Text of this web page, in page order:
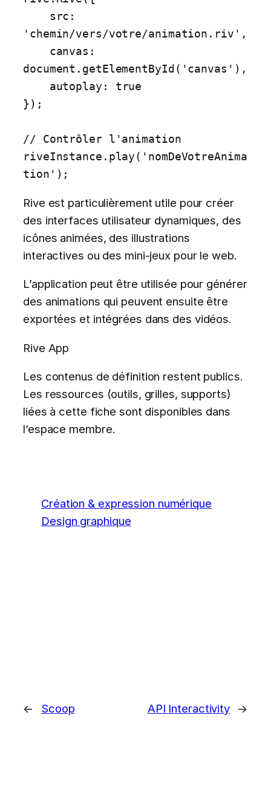
'chemin/vers/votre/animation.riv',
document.getElementById('canvas'),
});
// Contrôler l'animation
riveInstance.play('nomDeVotreAnima
tion');
Rive est particulièrement utile pour créer
des interfaces utilisateur dynamiques, des
icônes animées, des illustrations
interactives ou des mini-jeux pour le web.
L’application peut être utilisée pour générer
des animations qui peuvent ensuite être
exportées et intégrées dans des vidéos.
Rive App
Les contenus de définition restent publics.
Les ressources (outils, grilles, supports)
liées à cette fiche sont disponibles dans
l’espace membre.
Création & expression numérique
Design graphique
← Scoop API Interactivity →